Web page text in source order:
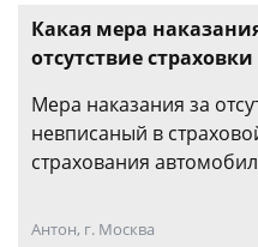
Какая мера
отсутствие
Мера наказания за
невписаный в
страхования
Антон, г. Москва